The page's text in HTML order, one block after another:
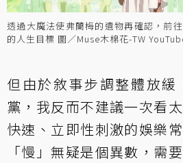
透過大魔法使弗蘭梅的遺物再確認，前
的人生目標 圖／Muse木棉花-TW
但由於敘事步調整體放緩
黨，我反而不建議一次看
快速、立即性刺激的娛樂
「慢」無疑是個異數，需